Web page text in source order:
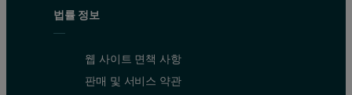
법률 정보
웹 사이트 면책 사항
판매 및 서비스 약관